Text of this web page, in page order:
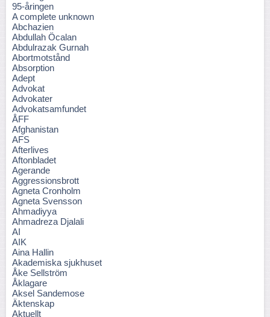
95-åringen
A complete unknown
Abchazien
Abdullah Öcalan
Abdulrazak Gurnah
Abortmotstånd
Absorption
Adept
Advokat
Advokater
Advokatsamfundet
ÅFF
Afghanistan
AFS
Afterlives
Aftonbladet
Agerande
Aggressionsbrott
Agneta Cronholm
Agneta Svensson
Ahmadiyya
Ahmadreza Djalali
AI
AIK
Aina Hallin
Akademiska sjukhuset
Åke Sellström
Åklagare
Aksel Sandemose
Äktenskap
Aktuellt